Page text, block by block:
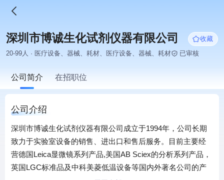
深圳市博诚生化试剂仪器有限公司
收藏
20-99人 · 医疗设备、器械、耗材、医疗设备、器械、耗材
已审核
公司简介 在招职位
公司介绍
深圳市博诚生化试剂仪器有限公司成立于1994年，公司长期
致力于实验室设备的销售、进出口和售后服务。目前主要经
营德国Leica显微镜系列产品,美国AB Sciex的分析系列产品，
英国LGC标准品及中科美菱低温设备等国内外著名公司的产